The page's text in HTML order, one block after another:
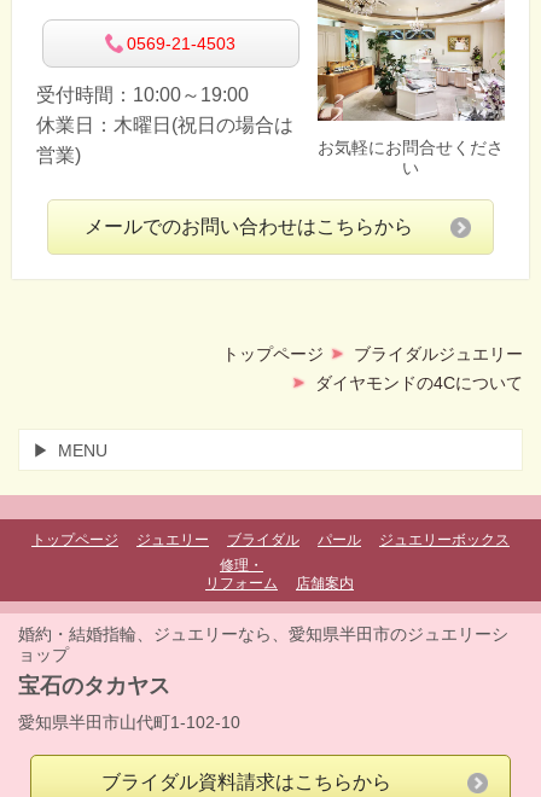
お気軽にお問合せくださ
い
0569-21-4503
受付時間：10:00～19:00
休業日：木曜日(祝日の場合は
営業)
メールでのお問い合わせはこちらから
トップページ
ブライダルジュエリー
ダイヤモンドの4Cについて
MENU
トップページ ジュエリー ブライダル パール
ジュエリーボックス
修理・
リフォーム
店舗案内
婚約・結婚指輪、ジュエリーなら、愛知県半田市のジュエリーシ
ョップ
宝石のタカヤス
愛知県半田市山代町1-102-10
ブライダル資料請求はこちらから